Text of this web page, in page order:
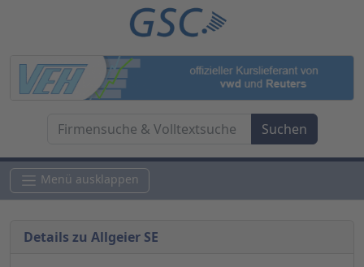
Menü ausklappen
Details zu Allgeier SE